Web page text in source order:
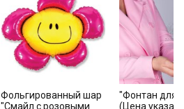
Фольгированный шар
"Смайл с розовыми
"Фонтан для
(Цена